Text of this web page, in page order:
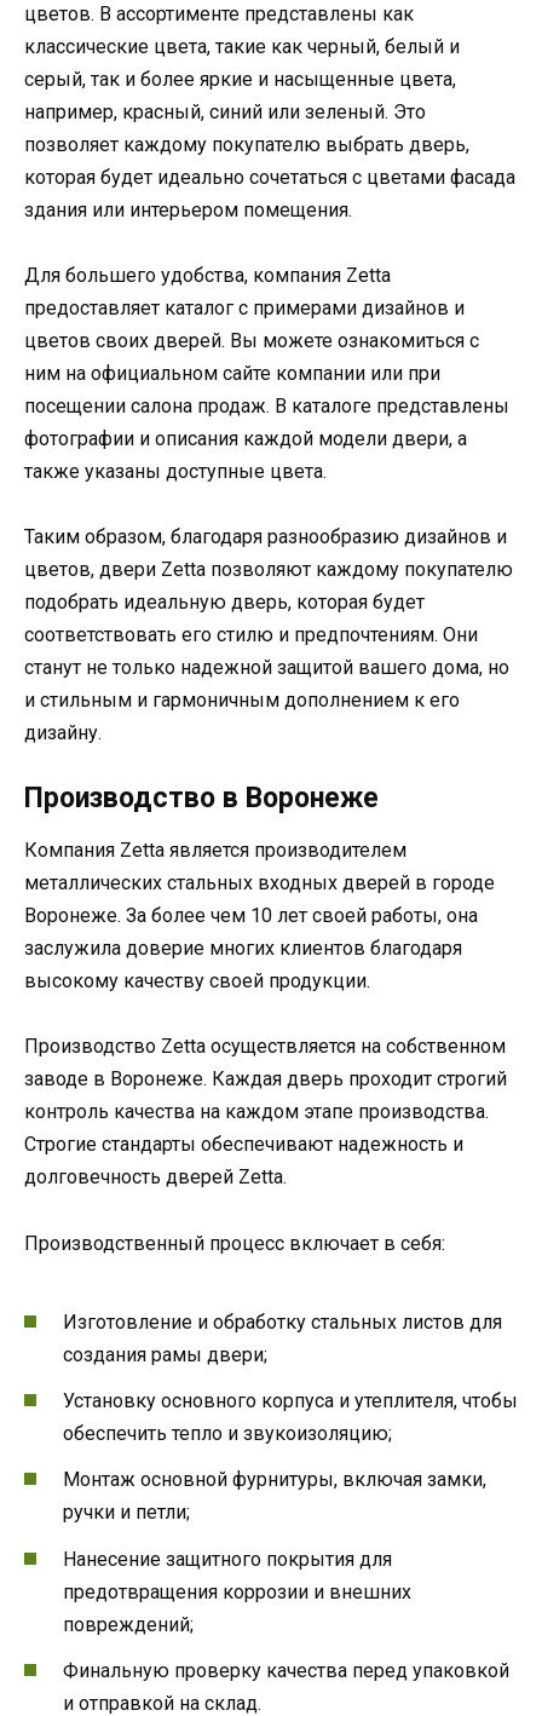
цветов. В ассортименте представлены как
классические цвета, такие как черный, белый и
серый, так и более яркие и насыщенные цвета,
например, красный, синий или зеленый. Это
позволяет каждому покупателю выбрать дверь,
которая будет идеально сочетаться с цветами фасада
здания или интерьером помещения.
Для большего удобства, компания Zetta
предоставляет каталог с примерами дизайнов и
цветов своих дверей. Вы можете ознакомиться с
ним на официальном сайте компании или при
посещении салона продаж. В каталоге представлены
фотографии и описания каждой модели двери, а
также указаны доступные цвета.
Таким образом, благодаря разнообразию дизайнов и
цветов, двери Zetta позволяют каждому покупателю
подобрать идеальную дверь, которая будет
соответствовать его стилю и предпочтениям. Они
станут не только надежной защитой вашего дома, но
и стильным и гармоничным дополнением к его
дизайну.
Производство в Воронеже
Компания Zetta является производителем
металлических стальных входных дверей в городе
Воронеже. За более чем 10 лет своей работы, она
заслужила доверие многих клиентов благодаря
высокому качеству своей продукции.
Производство Zetta осуществляется на собственном
заводе в Воронеже. Каждая дверь проходит строгий
контроль качества на каждом этапе производства.
Строгие стандарты обеспечивают надежность и
долговечность дверей Zetta.
Производственный процесс включает в себя:
Изготовление и обработку стальных листов для
создания рамы двери;
Установку основного корпуса и утеплителя, чтобы
обеспечить тепло и звукоизоляцию;
Монтаж основной фурнитуры, включая замки,
ручки и петли;
Нанесение защитного покрытия для
предотвращения коррозии и внешних
повреждений;
Финальную проверку качества перед упаковкой
и отправкой на склад.